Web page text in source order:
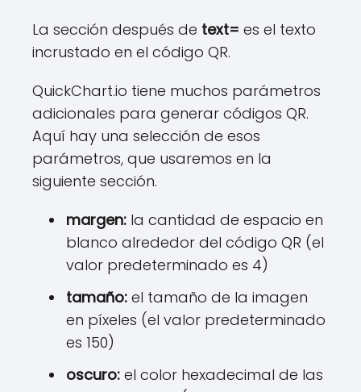
La sección después de text= es el texto
incrustado en el código QR.
QuickChart.io tiene muchos parámetros
adicionales para generar códigos QR.
Aquí hay una selección de esos
parámetros, que usaremos en la
siguiente sección.
margen: la cantidad de espacio en
blanco alrededor del código QR (el
valor predeterminado es 4)
tamaño: el tamaño de la imagen
en píxeles (el valor predeterminado
es 150)
oscuro: el color hexadecimal de las